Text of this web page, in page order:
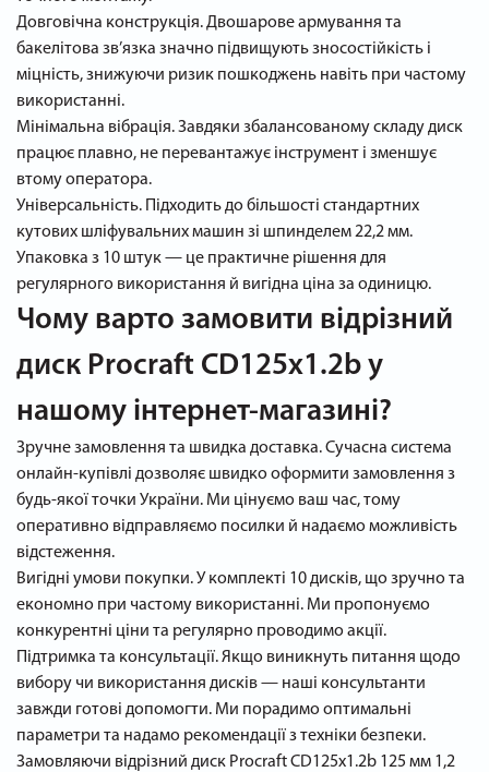
Довговічна конструкція. Двошарове армування та
бакелітова зв’язка значно підвищують зносостійкість і
міцність, знижуючи ризик пошкоджень навіть при частому
використанні.
Мінімальна вібрація. Завдяки збалансованому складу диск
працює плавно, не перевантажує інструмент і зменшує
втому оператора.
Універсальність. Підходить до більшості стандартних
кутових шліфувальних машин зі шпинделем 22,2 мм.
Упаковка з 10 штук — це практичне рішення для
регулярного використання й вигідна ціна за одиницю.
Чому варто замовити відрізний
диск Procraft CD125x1.2b у
нашому інтернет-магазині?
Зручне замовлення та швидка доставка. Сучасна система
онлайн-купівлі дозволяє швидко оформити замовлення з
будь-якої точки України. Ми цінуємо ваш час, тому
оперативно відправляємо посилки й надаємо можливість
відстеження.
Вигідні умови покупки. У комплекті 10 дисків, що зручно та
економно при частому використанні. Ми пропонуємо
конкурентні ціни та регулярно проводимо акції.
Підтримка та консультації. Якщо виникнуть питання щодо
вибору чи використання дисків — наші консультанти
завжди готові допомогти. Ми порадимо оптимальні
параметри та надамо рекомендації з техніки безпеки.
Замовляючи відрізний диск Procraft CD125x1.2b 125 мм 1,2